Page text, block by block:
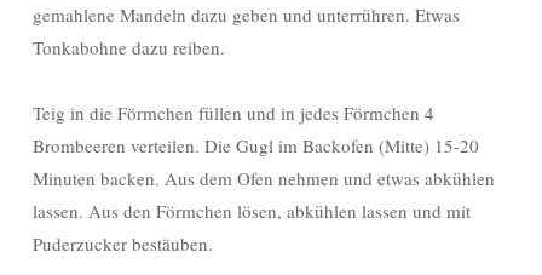
gemahlene Mandeln dazu geben und unterrühren. Etwas
Tonkabohne dazu reiben.
Teig in die Förmchen füllen und in jedes Förmchen 4
Brombeeren verteilen. Die Gugl im Backofen (Mitte) 15-20
Minuten backen. Aus dem Ofen nehmen und etwas abkühlen
lassen. Aus den Förmchen lösen, abkühlen lassen und mit
Puderzucker bestäuben.